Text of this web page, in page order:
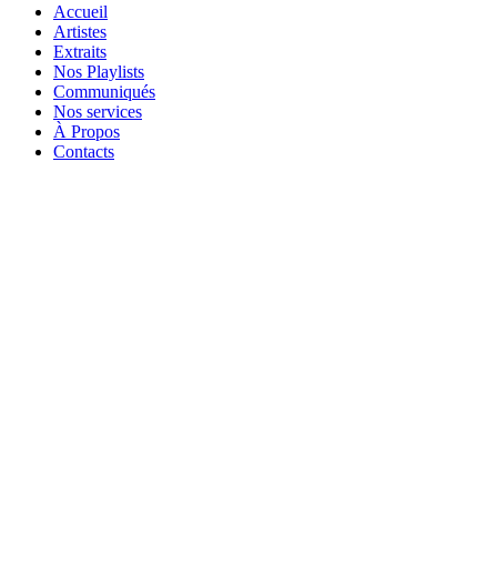
Accueil
Artistes
Extraits
Nos Playlists
Communiqués
Nos services
À Propos
Contacts